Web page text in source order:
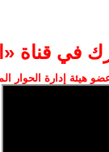
في قناة
هيئة إدارة الحوار